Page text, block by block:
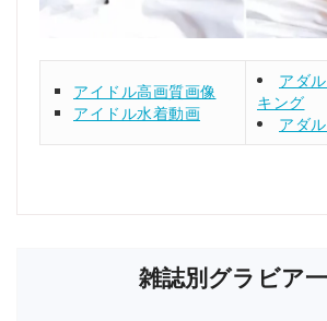
アイドル高画質画像
アイドル水着動画
アダ
キング
アダ
雑誌別グラビア